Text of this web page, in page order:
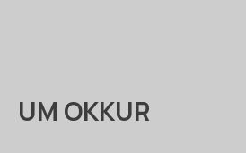
UM OKKUR